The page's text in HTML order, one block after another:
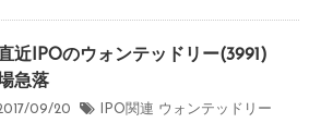
近IPOのウォンテッドリー(3991)
急落
09/20 IPO関連 ウォンテッドリー